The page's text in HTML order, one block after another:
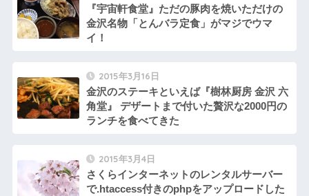
『宇宙軒食堂』ただの豚肉を焼いただけの
金沢名物「とんバラ定食」がマジでウマ
イ！
2015年3月16日
金沢のステーキといえば『樹林厨房 金沢 六
角堂』 デザートまで付いた贅沢な2000円の
ランチを食べてきた
2015年3月4日
さくらインターネットのレンタルサーバー
で.htaccess付きのphpをアップロードした